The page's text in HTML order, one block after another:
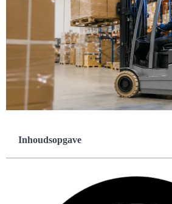
Inhoudsopgave